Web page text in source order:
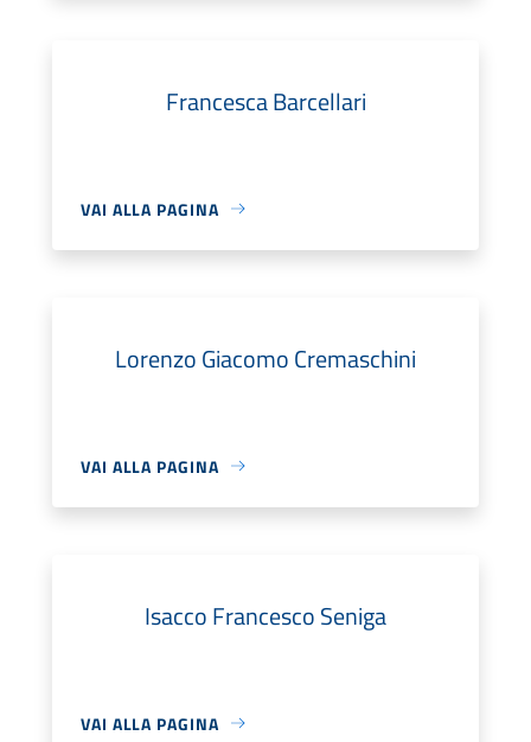
Francesca Barcellari
VAI ALLA PAGINA
Lorenzo Giacomo Cremaschini
VAI ALLA PAGINA
Isacco Francesco Seniga
VAI ALLA PAGINA